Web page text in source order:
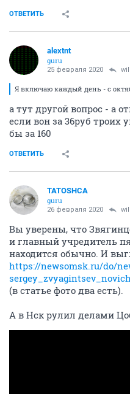
ОТВЕТИТЬ
alextnt
guru
25 февраля 2020
Я включаю каждый день - с
а тут другой вопрос - а
если вон за 36руб троих
бы за 160
ОТВЕТИТЬ
TATOSHCA
guru
26 февраля 2020
Вы уверены, что
и главный учредитель
находится обычно. И
https://newsomsk.ru/do/
(в статье фото два есть).
А в Нск рулил делами